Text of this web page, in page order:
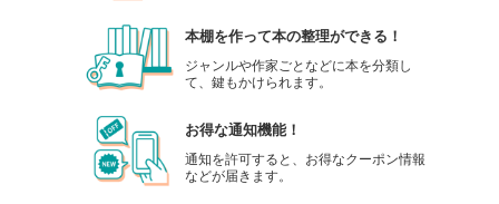
本棚を作って本の整理ができる！
ジャンルや作家ごとなどに本を分類し
て、鍵もかけられます。
お得な通知機能！
通知を許可すると、お得なクーポン情報
などが届きます。